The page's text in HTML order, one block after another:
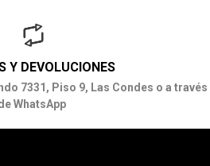
Y DEVOLUCIONES
7331, Piso 9, Las Condes o a través
WhatsApp